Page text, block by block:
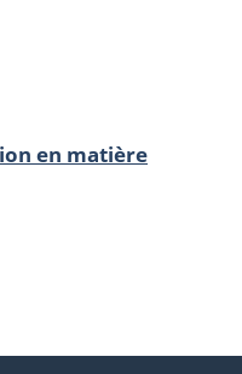
en matière